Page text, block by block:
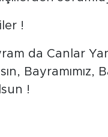
!
da Canlar
Bayramımız,
!